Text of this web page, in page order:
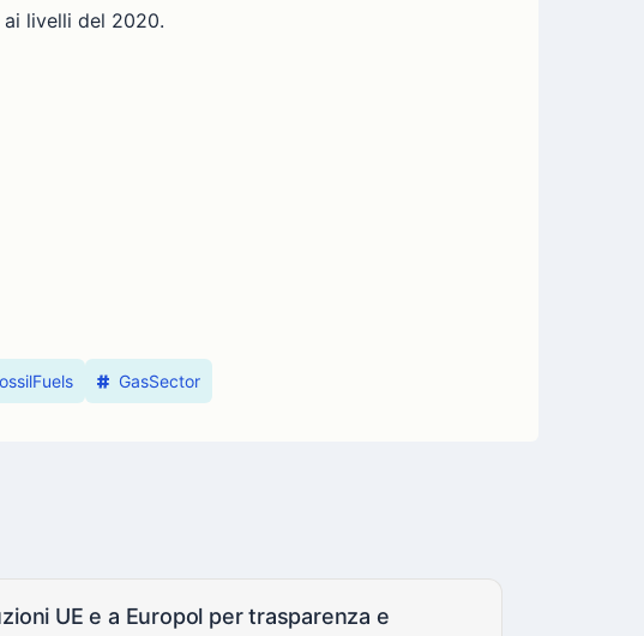
livelli del 2020.
GasSector
UE e a Europol per trasparenza e